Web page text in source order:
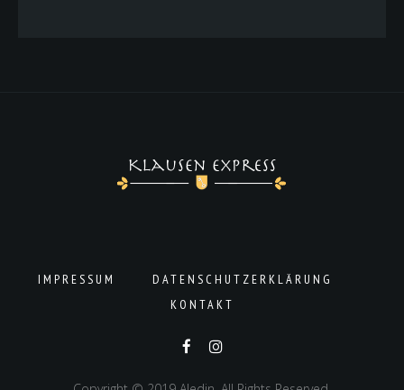
IMPRESSUM
DATENSCHUTZERKLÄRUNG
KONTAKT